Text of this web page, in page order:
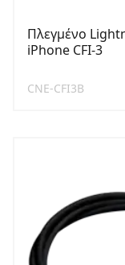
Πλεγμένο
iPhone CFI-3
CNE-CFI3B